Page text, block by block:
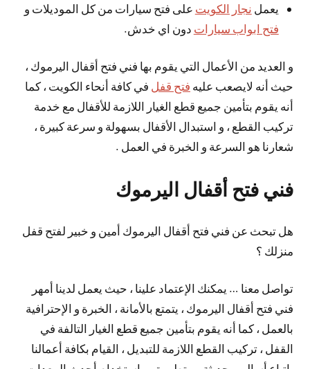
يعمل نجار الكويت على فتح سيارات من كل الموديلات و
فتح ابواب سيارات دون اي خدش.
و العديد من الأعمال التي يقوم بها فني فتح أقفال اليرموك ،
حيث أنه لايصعب عليه فتح قفل في كافة أنحاء الكويت ، كما
أنه يقوم بتأمين جميع قطع الغيار اللازمة للأقفال مع خدمة
تركيب القطع ، و استبدال الأقفال بسهولة و سرعة كبيرة ،
شعارنا هو السرعة و الخبرة في العمل .
فني فتح أقفال اليرموك
هل تبحث عن فني فتح أقفال اليرموك أمين و خبير لفتح قفل
منزلك ؟
تواصل معنا … يمكنك الإعتماد علينا ، حيث يعمل لدينا أمهر
فني فتح أقفال اليرموك ، يتمتع بالأمانة ، الخبرة و الإحترافية
بالعمل ، كما أنه يقوم بتأمين جميع قطع الغيار التالفة في
القفل ، تركيب القطع اللازمة للتبديل ، القيام بكافة أعمالنا